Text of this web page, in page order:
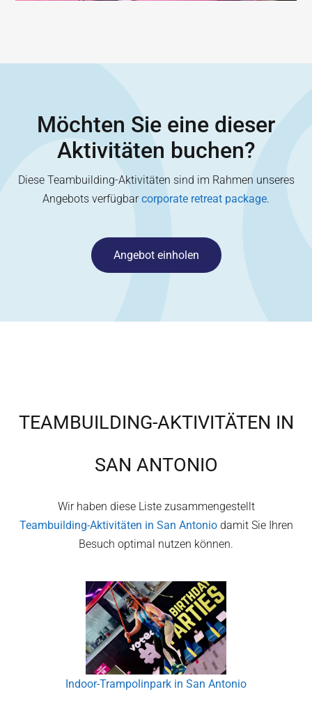
Möchten Sie eine dieser
Aktivitäten buchen?
Diese Teambuilding-Aktivitäten sind im Rahmen unseres
Angebots verfügbarcorporate retreat package.
Angebot einholen
TEAMBUILDING-AKTIVITÄTEN IN
SAN ANTONIO
Wir haben diese Liste zusammengestellt
Teambuilding-Aktivitäten in San Antoniodamit Sie Ihren
Besuch optimal nutzen können.
Indoor-Trampolinpark in San Antonio